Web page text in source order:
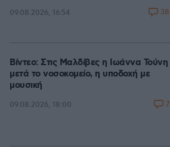
09.08.2026, 16:54 38
Βίντεο: Στις Μαλδίβες η Ιωάννα Τούνη
μετά το νοσοκομείο, η υποδοχή με
μουσική
09.08.2026, 18:00 7